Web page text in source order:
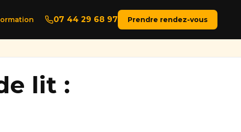
07 44 29 68 97 Prendre rendez-vous
lit :